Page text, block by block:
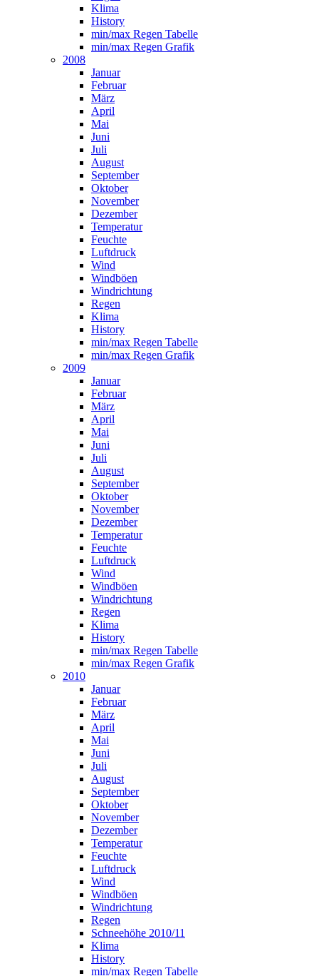
Klima
History
min/max Regen Tabelle
min/max Regen Grafik
2008
Januar
Februar
März
April
Mai
Juni
Juli
August
September
Oktober
November
Dezember
Temperatur
Feuchte
Luftdruck
Wind
Windböen
Windrichtung
Regen
Klima
History
min/max Regen Tabelle
min/max Regen Grafik
2009
Januar
Februar
März
April
Mai
Juni
Juli
August
September
Oktober
November
Dezember
Temperatur
Feuchte
Luftdruck
Wind
Windböen
Windrichtung
Regen
Klima
History
min/max Regen Tabelle
min/max Regen Grafik
2010
Januar
Februar
März
April
Mai
Juni
Juli
August
September
Oktober
November
Dezember
Temperatur
Feuchte
Luftdruck
Wind
Windböen
Windrichtung
Regen
Schneehöhe 2010/11
Klima
History
min/max Regen Tabelle